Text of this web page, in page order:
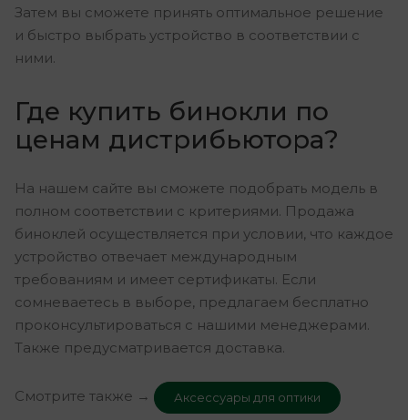
Затем вы сможете принять оптимальное решение
и быстро выбрать устройство в соответствии с
ними.
Где купить бинокли по
ценам дистрибьютора?
На нашем сайте вы сможете подобрать модель в
полном соответствии с критериями. Продажа
биноклей осуществляется при условии, что каждое
устройство отвечает международным
требованиям и имеет сертификаты. Если
сомневаетесь в выборе, предлагаем бесплатно
проконсультироваться с нашими менеджерами.
Также предусматривается доставка.
Смотрите также → Аксессуары для оптики